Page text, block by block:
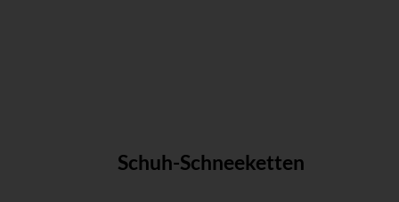
Schuh-Schneeketten